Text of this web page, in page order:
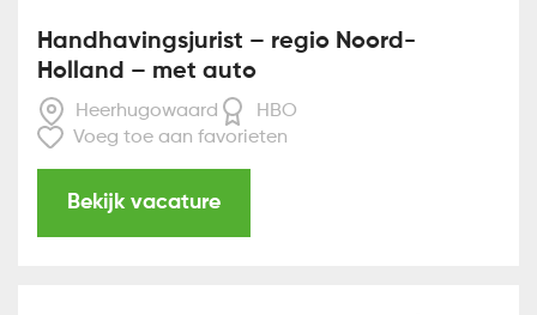
Handhavingsjurist – regio Noord-
Holland – met auto
Heerhugowaard
HBO
Voeg toe aan favorieten
Bekijk vacature